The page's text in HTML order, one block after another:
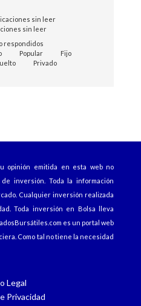
sin leer
sin leer
respondidos
Popular
Fijo
Privado
opinión emitida en esta web no
inversión. Toda la información
Cualquier inversión realizada
Toda inversión en Bolsa lleva
es un portal web
Como tal no tiene la necesidad
Legal
Privacidad